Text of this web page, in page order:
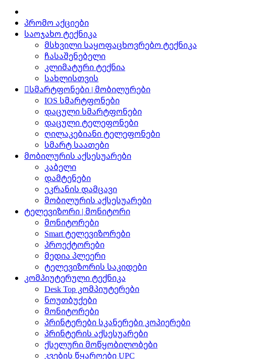
პრომო აქციები
საოჯახო ტექნიკა
მსხვილი საყოფაცხოვრებო ტექნიკა
ჩასაშენებელი
კლიმატური ტექნია
სახლისთვის
სმარტფონები | მობილურები
IOS სმარტფონები
დაცული სმარტფონები
დაცული ტელეფონები
ღილაკებიანი ტელეფონები
სმარტ საათები
მობილურის აქსესუარები
კაბელი
დამტენები
ეკრანის დამცავი
მობილურის აქსესუარები
ტელევიზორი | მონიტორი
მონიტორები
Smart ტელევიზორები
პროექტორები
მედია პლეერი
ტელევიზორის საკიდები
კომპიუტერული ტექნიკა
Desk Top კომპიუტერები
ნოუთბუქები
მონიტორები
პრინტერები სკანერები კოპიერები
პრინტერის აქსესუარები
ქსელური მოწყობილობები
კვების წყაროები UPC